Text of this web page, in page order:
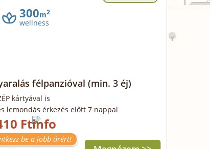
300m2
wellness
félpanzióval (min. 3 éj)
kártyával is
lemondás érkezés előtt 7 nappal
Ft
be a jobb árért!